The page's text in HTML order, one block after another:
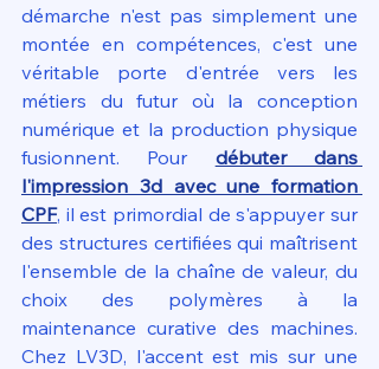
démarche n'est pas simplement une
montée en compétences, c'est une
véritable porte d'entrée vers les
métiers du futur où la conception
numérique et la production physique
fusionnent. Pour débuter dans
l'impression 3d avec une formation
CPF, il est primordial de s'appuyer sur
des structures certifiées qui maîtrisent
l'ensemble de la chaîne de valeur, du
choix des polymères à la
maintenance curative des machines.
Chez LV3D, l'accent est mis sur une